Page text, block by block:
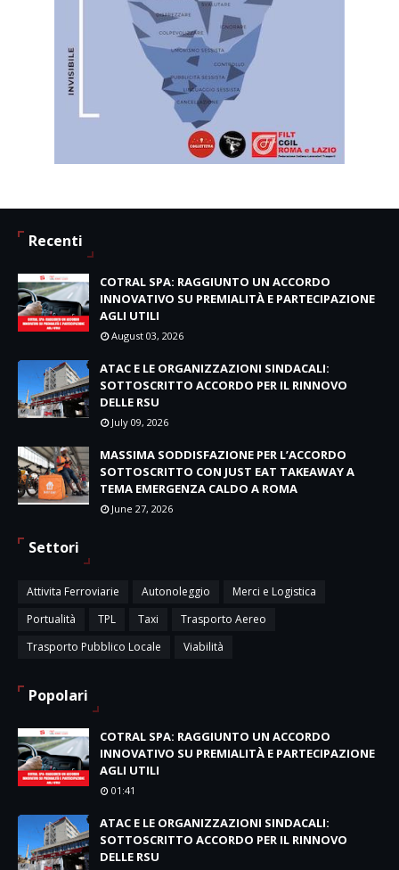
Recenti
COTRAL SPA: RAGGIUNTO UN ACCORDO
INNOVATIVO SU PREMIALITÀ E PARTECIPAZIONE
AGLI UTILI
August 03, 2026
ATAC E LE ORGANIZZAZIONI SINDACALI:
SOTTOSCRITTO ACCORDO PER IL RINNOVO
DELLE RSU
July 09, 2026
MASSIMA SODDISFAZIONE PER L’ACCORDO
SOTTOSCRITTO CON JUST EAT TAKEAWAY A
TEMA EMERGENZA CALDO A ROMA
June 27, 2026
Settori
Attivita Ferroviarie Autonoleggio
Merci e Logistica
Portualità
TPL Taxi
Trasporto Aereo
Trasporto Pubblico Locale
Viabilità
Popolari
COTRAL SPA: RAGGIUNTO UN ACCORDO
INNOVATIVO SU PREMIALITÀ E PARTECIPAZIONE
AGLI UTILI
01:41
ATAC E LE ORGANIZZAZIONI SINDACALI:
SOTTOSCRITTO ACCORDO PER IL RINNOVO
DELLE RSU